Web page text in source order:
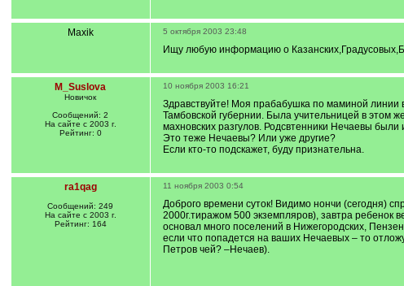
Maxik 5 октября 2003 23:48
Ищу любую информацию о
M_Suslova
Новичок
Сообщений: 2
На сайте с 2003 г.
Рейтинг: 0
10 ноября 2003 16:21
Здравствуйте! Моя прабабушка по маминой линии
Тамбовской губернии. Была учительницей в этом
махновских разгулов. Родсвтенники Нечаевы
Это теже Нечаевы? Или уже другие?
Если кто-то подскажет, буду признательна.
ra1qag
Сообщений: 249
На сайте с 2003 г.
Рейтинг: 164
11 ноября 2003 0:54
Доброго времени суток! Видимо нончи (сегодня)
2000г.тиражом 500 экземпляров), завтра ребенок
основал много поселений в Нижегородских,
если что попадется на ваших Нечаевых – то
Петров чей? –Нечаев).